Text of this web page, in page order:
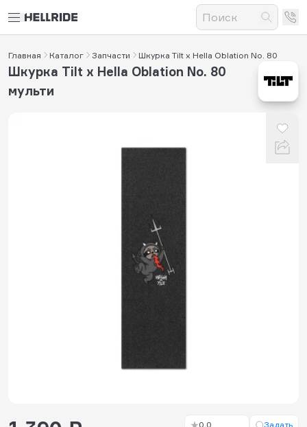
Главная Каталог Запчасти Шкурка Tilt x Hella Oblation No. 80
Шкурка Tilt x Hella Oblation No. 80
мульти
0.0
Задать